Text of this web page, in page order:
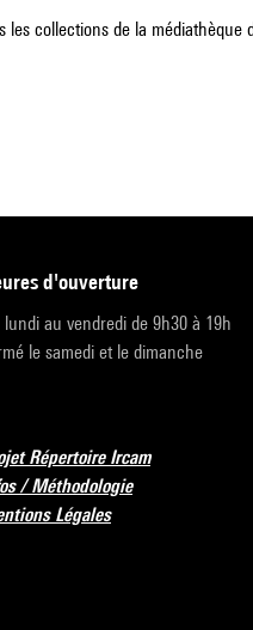
collections de la
d'ouverture
lundi au vendredi de 9h30 à 19h
le samedi et le dimanche
Répertoire Ircam
/ Méthodologie
Légales